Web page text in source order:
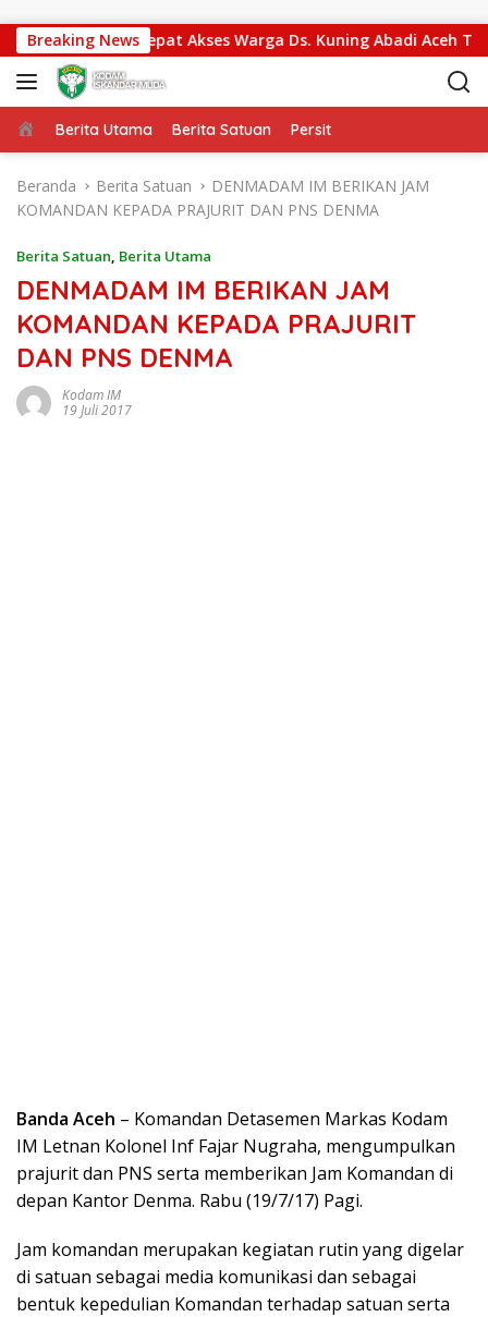
Breaking News
Agara Percepat Akses Warga Ds. Kuning Abadi Aceh
Beranda
Berita Utama Berita Satuan Persit
Beranda Berita Satuan
DENMADAM IM BERIKAN JAM
KOMANDAN KEPADA PRAJURIT DAN PNS DENMA
Berita Satuan, Berita Utama
DENMADAM IM BERIKAN JAM
KOMANDAN KEPADA PRAJURIT
DAN PNS DENMA
Kodam IM
19 Juli 2017
Banda Aceh – Komandan Detasemen Markas Kodam
IM Letnan Kolonel Inf Fajar Nugraha, mengumpulkan
prajurit dan PNS serta memberikan Jam Komandan di
depan Kantor Denma. Rabu (19/7/17) Pagi.
Jam komandan merupakan kegiatan rutin yang digelar
di satuan sebagai media komunikasi dan sebagai
bentuk kepedulian Komandan terhadap satuan serta